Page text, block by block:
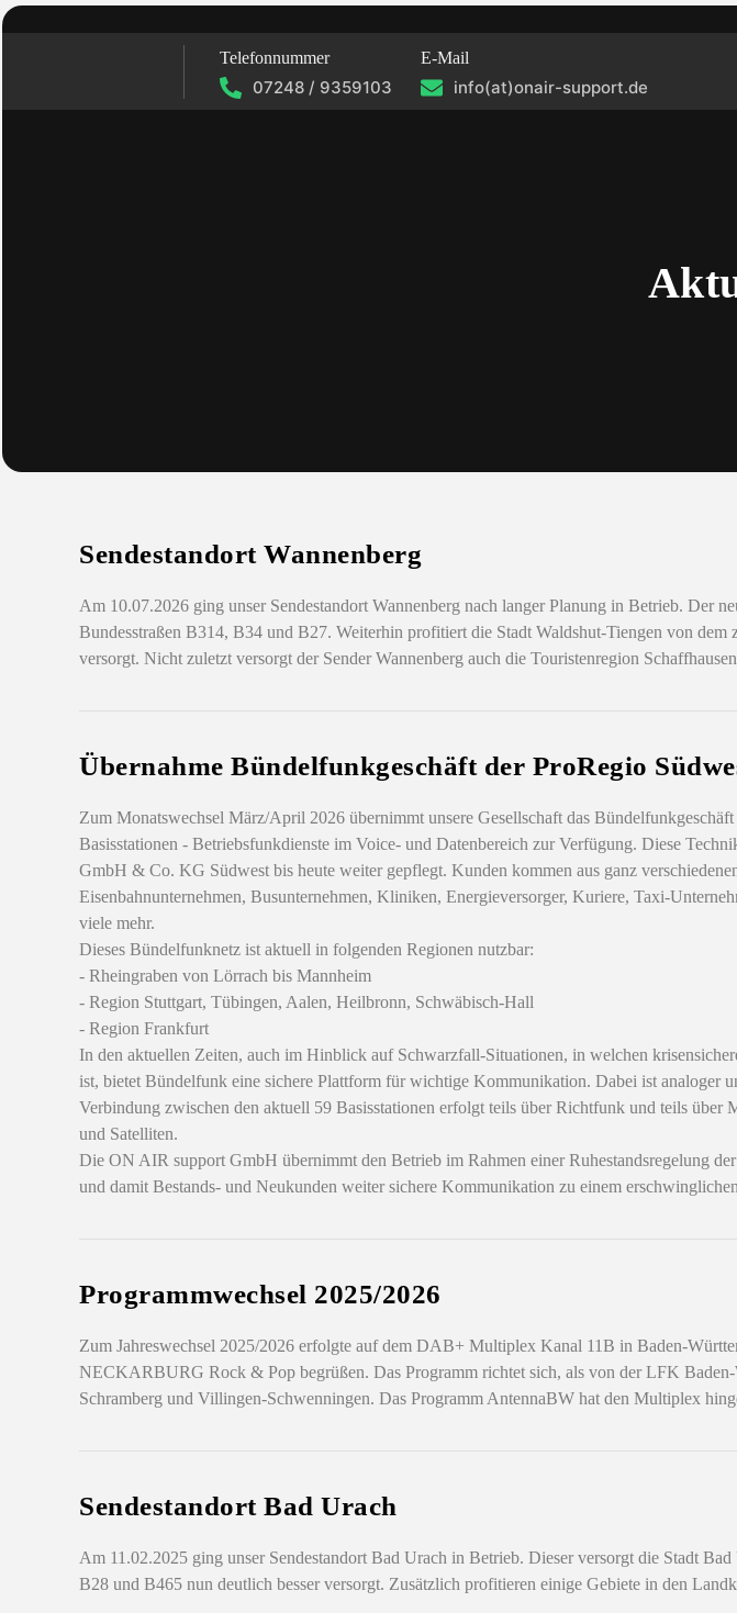
Telefonnummer E-Mail
07248 / 9359103 info(at)onair-support.de
Sendestandort Wannenberg
Am 10.07.2026 ging unser Sendestandort Wannenberg nach langer Planung in Betrieb. Der
Bundesstraßen B314, B34 und B27. Weiterhin profitiert die Stadt Waldshut-Tiengen von
versorgt. Nicht zuletzt versorgt der Sender Wannenberg auch die Touristenregion
Übernahme Bündelfunkgeschäft der ProRegio
Zum Monatswechsel März/April 2026 übernimmt unsere Gesellschaft das
Basisstationen - Betriebsfunkdienste im Voice- und Datenbereich zur Verfügung. Diese
GmbH & Co. KG Südwest bis heute weiter gepflegt. Kunden kommen aus ganz
Eisenbahnunternehmen, Busunternehmen, Kliniken, Energieversorger, Kuriere, Taxi-
viele mehr.
Dieses Bündelfunknetz ist aktuell in folgenden Regionen nutzbar:
- Rheingraben von Lörrach bis Mannheim
- Region Stuttgart, Tübingen, Aalen, Heilbronn, Schwäbisch-Hall
- Region Frankfurt
In den aktuellen Zeiten, auch im Hinblick auf Schwarzfall-Situationen, in welchen
ist, bietet Bündelfunk eine sichere Plattform für wichtige Kommunikation. Dabei ist analoger
Verbindung zwischen den aktuell 59 Basisstationen erfolgt teils über Richtfunk und teils
und Satelliten.
Die ON AIR support GmbH übernimmt den Betrieb im Rahmen einer Ruhestandsregelung
und damit Bestands- und Neukunden weiter sichere Kommunikation zu einem
Programmwechsel 2025/2026
Zum Jahreswechsel 2025/2026 erfolgte auf dem DAB+ Multiplex Kanal 11B in Baden-
NECKARBURG Rock & Pop begrüßen. Das Programm richtet sich, als von der LFK
Schramberg und Villingen-Schwenningen. Das Programm AntennaBW hat den Multiplex
Sendestandort Bad Urach
Am 11.02.2025 ging unser Sendestandort Bad Urach in Betrieb. Dieser versorgt die Stadt
B28 und B465 nun deutlich besser versorgt. Zusätzlich profitieren einige Gebiete in den